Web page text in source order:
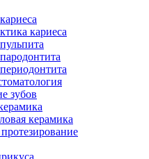
кариеса
зубов
керамика